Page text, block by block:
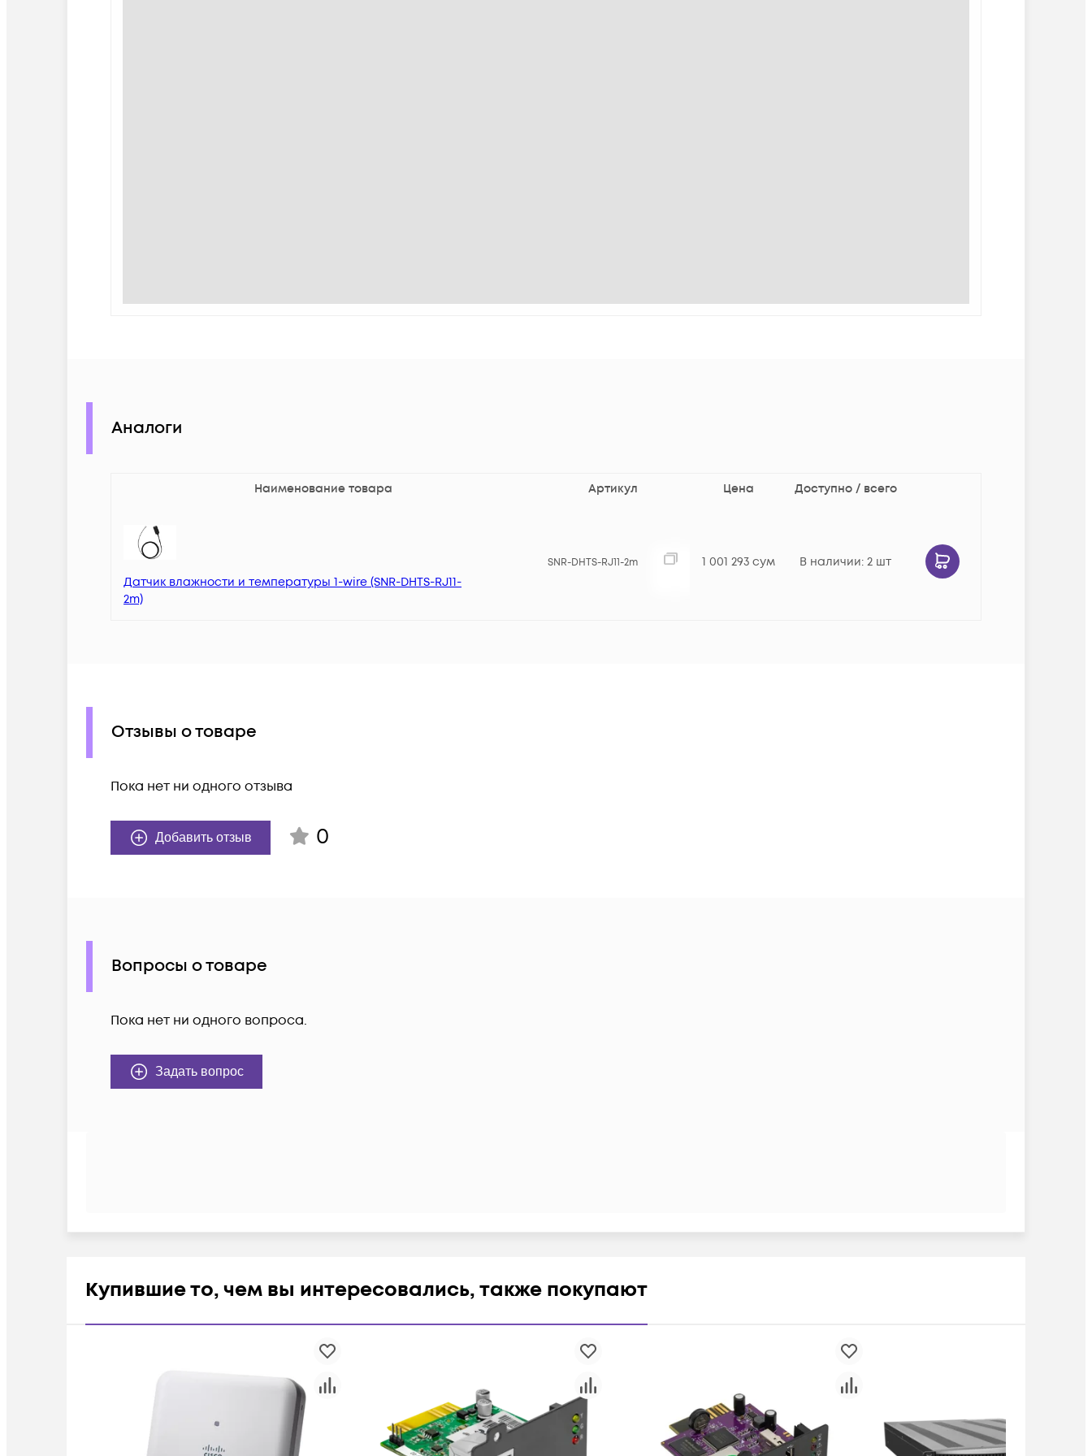
Аналоги
Наименование товара Артикул Цена Доступно / всего
Датчик влажности и температуры 1-wire (SNR-DHTS-RJ11-
2m)
SNR-DHTS-RJ11-2m 1 001 293 сум В наличии: 2 шт
Отзывы о товаре
Пока нет ни одного отзыва
Добавить отзыв 0
Вопросы о товаре
Пока нет ни одного вопроса.
Задать вопрос
Купившие то, чем вы интересовались, также покупают